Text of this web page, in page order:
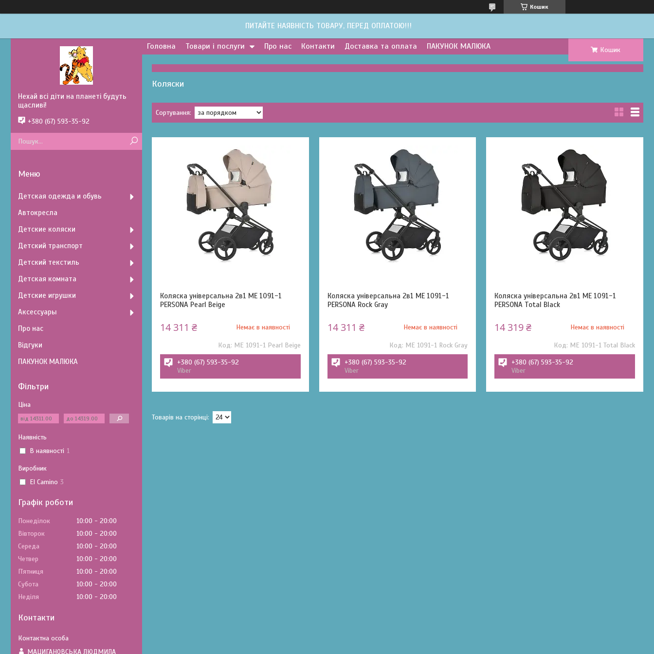
Кошик
ПИТАЙТЕ НАЯВНІСТЬ ТОВАРУ, ПЕРЕД ОПЛАТОЮ!!!
Головна Товари і послуги Про нас Контакти Доставка та оплата ПАКУНОК МАЛЮКА Кошик
Коляски
Коляска універсальна 2в1 ME 1091-1
PERSONA Pearl Beige
14 311 ₴ Немає в наявності
ME 1091-1 Pearl Beige
+380 (67) 593-35-92
Viber
Коляска універсальна 2в1 ME 1091-1
PERSONA Rock Gray
14 311 ₴ Немає в наявності
ME 1091-1 Rock Gray
+380 (67) 593-35-92
Viber
Коляска універсальна 2в1 ME 1091-1
PERSONA Total Black
14 319 ₴ Немає в наявності
ME 1091-1 Total Black
+380 (67) 593-35-92
Viber
Нехай всі діти на планеті будуть
щасливі!
+380 (67) 593-35-92
Детская одежда и обувь
Автокресла
Детские коляски
Детский транспорт
Детский текстиль
Детская комната
Детские игрушки
Аксессуары
Про нас
Відгуки
ПАКУНОК МАЛЮКА
Фільтри
Ціна
Наявність
В наявності 1
Виробник
El Camino 3
Графік роботи
Понеділок 10:00
20:00
Вівторок
10:00
20:00
Середа
10:00
20:00
Четвер
10:00
20:00
Пʼятниця
10:00
20:00
Субота
10:00
20:00
Неділя
10:00 20:00
Контакти
МАЦИГАНОВСЬКА ЛЮДМИЛА